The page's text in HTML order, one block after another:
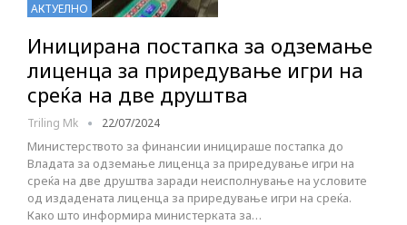
АКТУЕЛНО
Иницирана постапка за одземање
лиценца за приредување игри на
среќа на две друштва
Triling Mk 22/07/2024
Министерството за финансии иницираше постапка до
Владата за одземање лиценца за приредување игри на
среќа на две друштва заради неисполнување на условите
од издадената лиценца за приредување игри на среќа.
Како што информира министерката за…